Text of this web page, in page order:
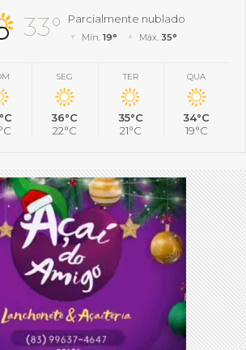
33° Parcialmente nublado
Mín.19° Máx. 35°
SEG
36°C
22°C
TER
35°C
21°C
QUA
34°C
19°C